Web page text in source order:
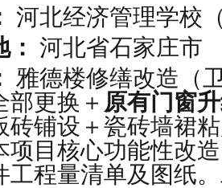
河北经济管理学校
河北省石家庄市
雅德楼修缮改造（
部更换＋ 原有门窗
砖铺设＋瓷砖墙裙
项目核心功能性改
工程量清单及图纸